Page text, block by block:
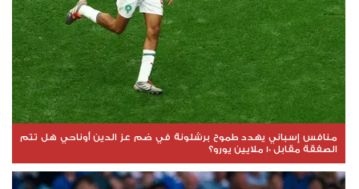
منافس إسباني يهدد طموح برشلونة في ضم عز الدين أوناحي هل تتم
الصفقة مقابل 10 ملايين يورو؟